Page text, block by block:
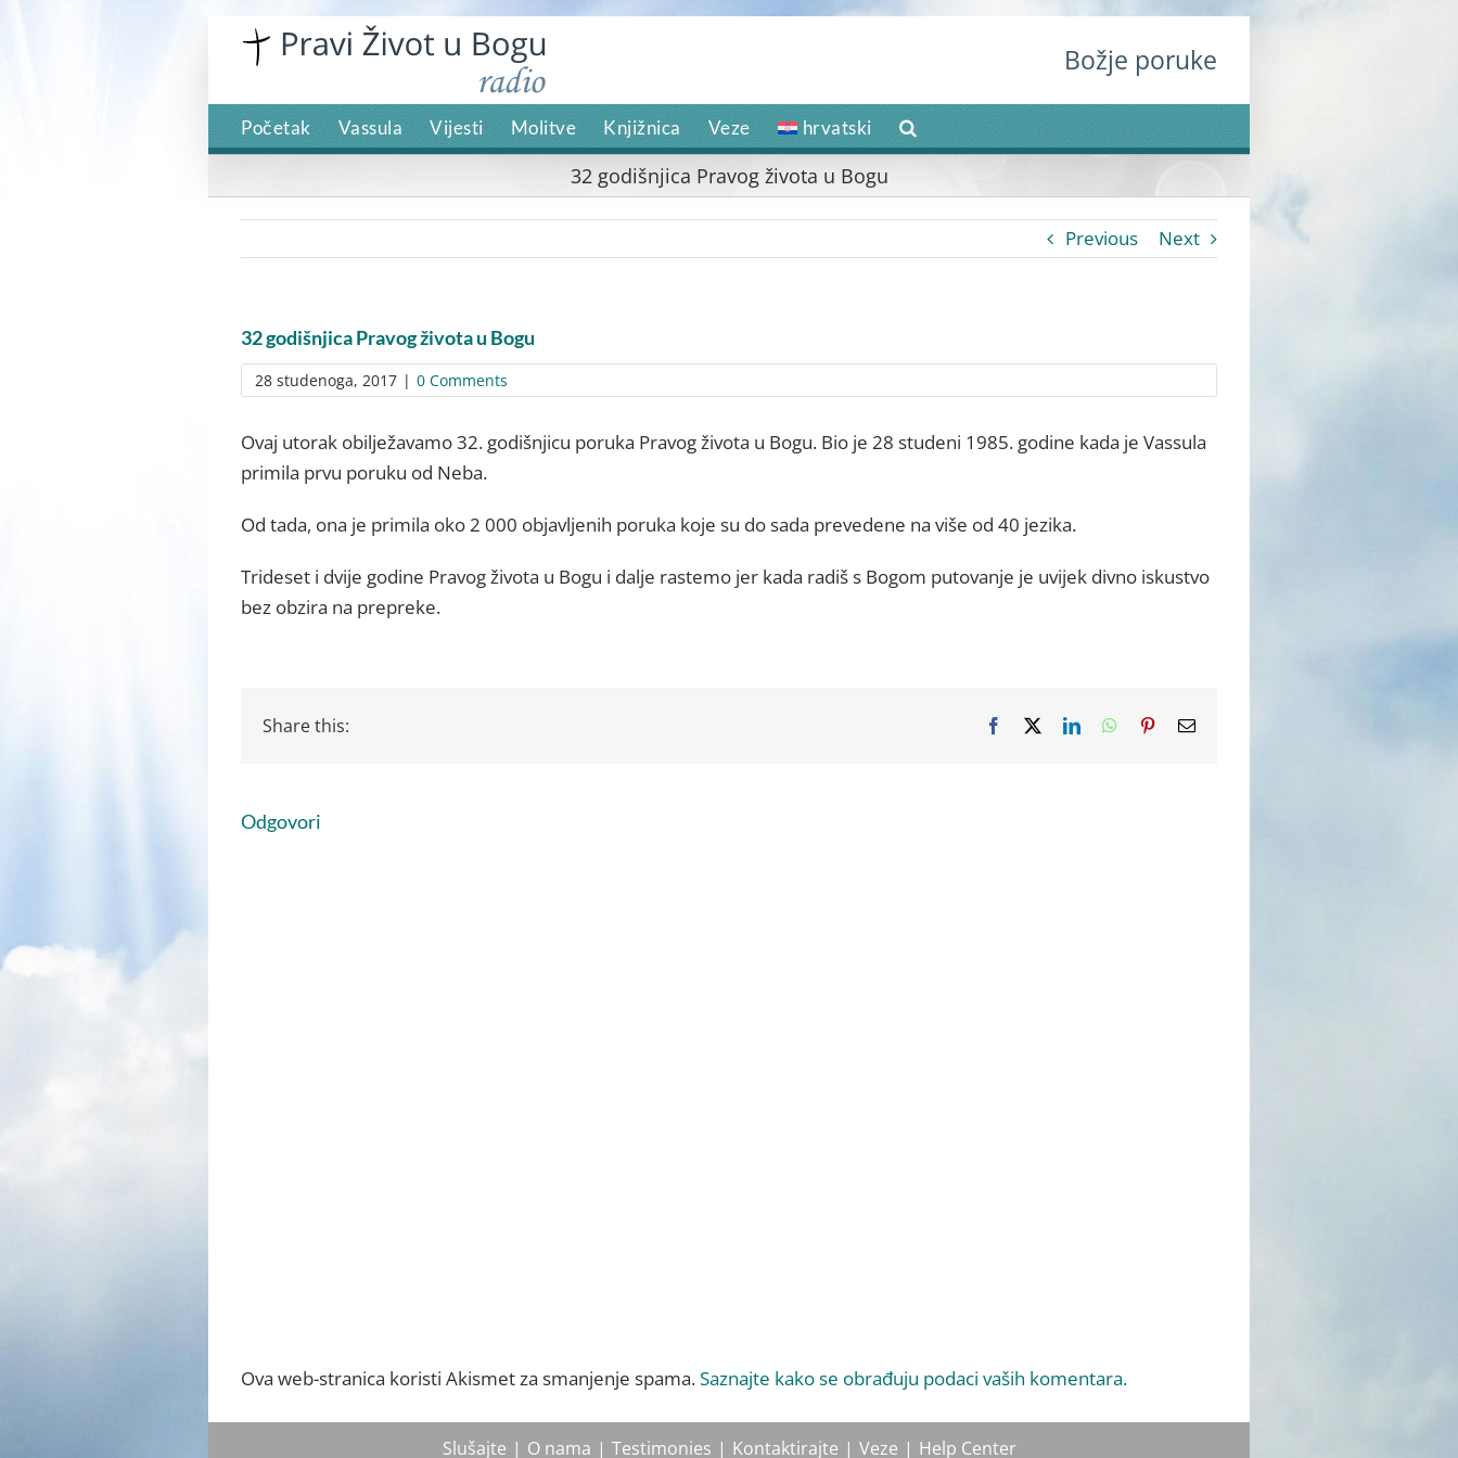
Božje poruke
Početak Vassula Vijesti Molitve Knjižnica Veze hrvatski
32 godišnjica Pravog života u Bogu
Previous Next
32 godišnjica Pravog života u Bogu
28 studenoga, 2017 | 0 Comments
Ovaj utorak obilježavamo 32. godišnjicu poruka Pravog života u Bogu. Bio je 28 studeni 1985. godine kada je Vassula
primila prvu poruku od Neba.
Od tada, ona je primila oko 2 000 objavljenih poruka koje su do sada prevedene na više od 40 jezika.
Trideset i dvije godine Pravog života u Bogu i dalje rastemo jer kada radiš s Bogom putovanje je uvijek divno iskustvo
bez obzira na prepreke.
Share this: Facebook LinkedInWhatsApp
PinterestEmail
Odgovori
Ova web-stranica koristi Akismet za smanjenje spama.Saznajte kako se obrađuju podaci vaših komentara.
Slušajte O nama Testimonies Kontaktirajte Veze Help Center